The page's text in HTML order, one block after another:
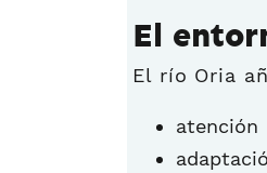
El
El río Oria
atención